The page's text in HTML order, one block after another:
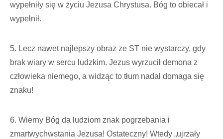
wypełniły się w życiu Jezusa Chrystusa. Bóg to obiecał i
wypełnił.
5. Lecz nawet najlepszy obraz ze ST nie wystarczy, gdy
brak wiary w sercu ludzkim. Jezus wyrzucił demona z
człowieka niemego, a widząc to tłum nadal domaga się
znaku!
6. Wierny Bóg da ludziom znak pogrzebania i
zmartwychwstania Jezusa! Ostateczny! Wtedy „ujrzały